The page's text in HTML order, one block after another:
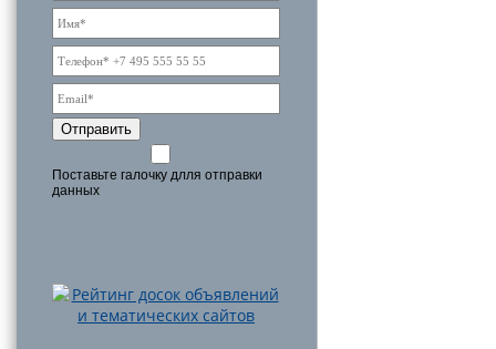
Отправить
Поставьте галочку длля отправки
данных